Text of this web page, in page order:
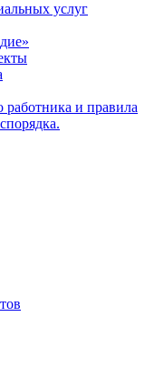
услуг
работника и правила